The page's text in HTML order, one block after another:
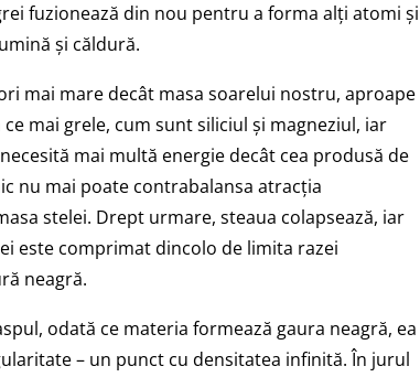
fuzionează din nou pentru a forma alți atomi și
și căldură.
mai mare decât masa soarelui nostru, aproape
mai grele, cum sunt siliciul și magneziul, iar
mai multă energie decât cea produsă de
nu mai poate contrabalansa atracția
stelei. Drept urmare, steaua colapsează, iar
este comprimat dincolo de limita razei
neagră.
odată ce materia formează gaura neagră, ea
– un punct cu densitatea infinită. În jurul